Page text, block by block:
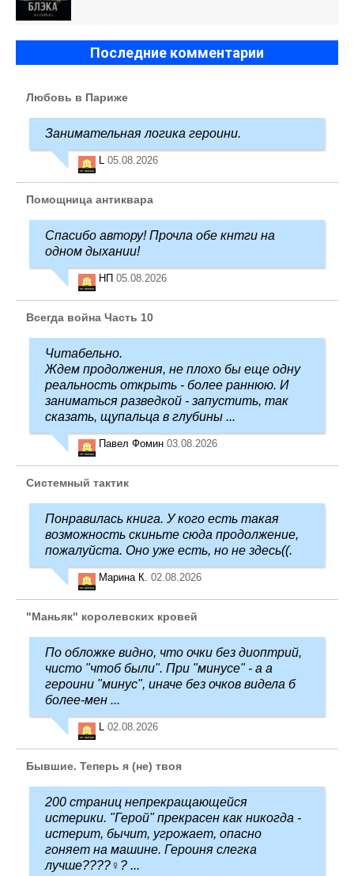
Последние комментарии
Любовь в Париже
Занимательная логика героини.
L 05.08.2026
Помощница антиквара
Спасибо автору! Прочла обе кнтги на
одном дыхании!
НП 05.08.2026
Всегда война Часть 10
Читабельно.
Ждем продолжения, не плохо бы еще одну
реальность открыть - более раннюю. И
заниматься разведкой - запустить, так
сказать, щупальца в глубины ...
Павел Фомин 03.08.2026
Системный тактик
Понравилась книга. У кого есть такая
возможность скиньте сюда продолжение,
пожалуйста. Оно уже есть, но не здесь((.
Марина К. 02.08.2026
"Маньяк" королевских кровей
По обложке видно, что очки без диоптрий,
чисто "чтоб были". При "минусе" - а а
героини "минус", иначе без очков видела б
более-мен ...
L 02.08.2026
Бывшие. Теперь я (не) твоя
200 страниц непрекращающейся
истерики. "Герой" прекрасен как никогда -
истерит, бычит, угрожает, опасно
гоняет на машине. Героиня слегка
лучше????‍♀️? ...